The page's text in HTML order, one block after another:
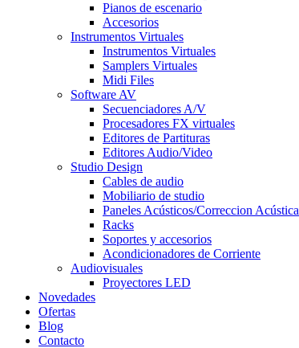
Pianos de escenario
Accesorios
Instrumentos Virtuales
Instrumentos Virtuales
Samplers Virtuales
Midi Files
Software AV
Secuenciadores A/V
Procesadores FX virtuales
Editores de Partituras
Editores Audio/Video
Studio Design
Cables de audio
Mobiliario de studio
Paneles Acústicos/Correccion Acústica
Racks
Soportes y accesorios
Acondicionadores de Corriente
Audiovisuales
Proyectores LED
Novedades
Ofertas
Blog
Contacto